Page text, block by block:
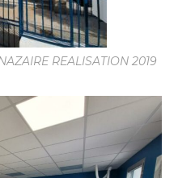
REALISATION 2019